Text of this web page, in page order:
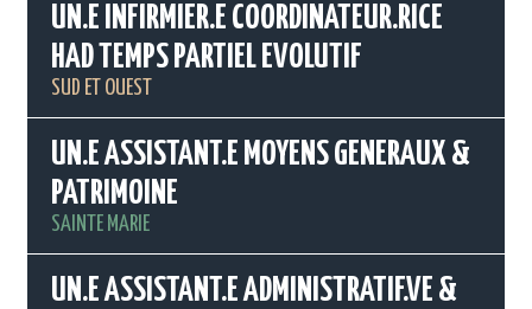
UN.E INFIRMIER.E COORDINATEUR.RICE
HAD TEMPS PARTIEL EVOLUTIF
SUD ET OUEST
UN.E ASSISTANT.E MOYENS GENERAUX &
PATRIMOINE
SAINTE MARIE
UN.E ASSISTANT.E ADMINISTRATIF.VE &